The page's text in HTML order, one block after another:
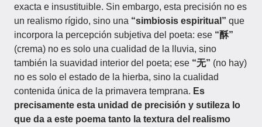
exacta e insustituible. Sin embargo, esta precisión no es
un realismo rígido, sino una “simbiosis espiritual” que
incorpora la percepción subjetiva del poeta: ese “酥”
(crema) no es solo una cualidad de la lluvia, sino
también la suavidad interior del poeta; ese “无” (no hay)
no es solo el estado de la hierba, sino la cualidad
contenida única de la primavera temprana. Es
precisamente esta unidad de precisión y sutileza lo
que da a este poema tanto la textura del realismo